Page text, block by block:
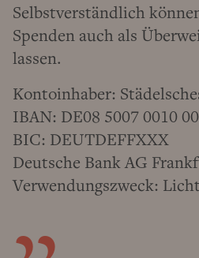
Selbstverständlich
Spenden auch als
lassen.
Kontoinhaber:
IBAN: DE08 5007 0010
BIC: DEUTDEFFXXX
Deutsche Bank AG
Verwendungszweck: